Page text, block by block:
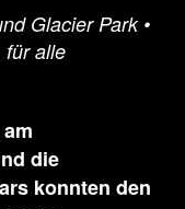
Glacier Park •
für alle
am
die
konnten den